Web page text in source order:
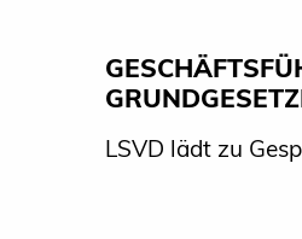
LSVD lädt zu